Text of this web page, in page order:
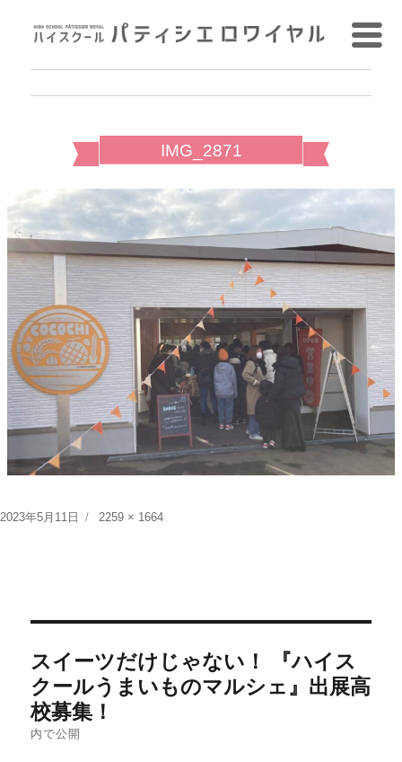
IMG_2871
投
2023年5月11日
フ
2259 × 1664
稿
ナ
ビ
スイーツだけじゃない！ 『ハイス
クールうまいものマルシェ』出展高
校募集！
内で公開